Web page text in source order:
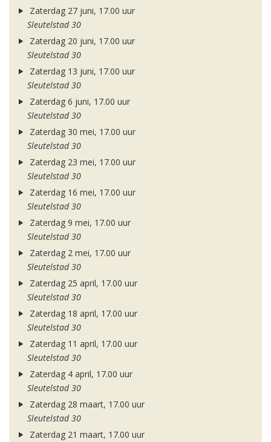
Zaterdag 27 juni, 17.00 uur
Sleutelstad 30
Zaterdag 20 juni, 17.00 uur
Sleutelstad 30
Zaterdag 13 juni, 17.00 uur
Sleutelstad 30
Zaterdag 6 juni, 17.00 uur
Sleutelstad 30
Zaterdag 30 mei, 17.00 uur
Sleutelstad 30
Zaterdag 23 mei, 17.00 uur
Sleutelstad 30
Zaterdag 16 mei, 17.00 uur
Sleutelstad 30
Zaterdag 9 mei, 17.00 uur
Sleutelstad 30
Zaterdag 2 mei, 17.00 uur
Sleutelstad 30
Zaterdag 25 april, 17.00 uur
Sleutelstad 30
Zaterdag 18 april, 17.00 uur
Sleutelstad 30
Zaterdag 11 april, 17.00 uur
Sleutelstad 30
Zaterdag 4 april, 17.00 uur
Sleutelstad 30
Zaterdag 28 maart, 17.00 uur
Sleutelstad 30
Zaterdag 21 maart, 17.00 uur